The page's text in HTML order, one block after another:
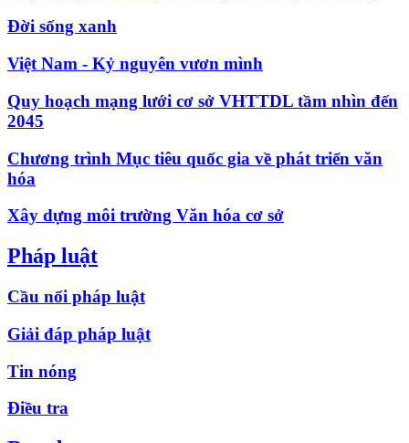
Đời sống xanh
Việt Nam - Kỷ nguyên vươn mình
Quy hoạch mạng lưới cơ sở VHTTDL tầm nhìn đến
2045
Chương trình Mục tiêu quốc gia về phát triển văn
hóa
Xây dựng môi trường Văn hóa cơ sở
Pháp luật
Cầu nối pháp luật
Giải đáp pháp luật
Tin nóng
Điều tra